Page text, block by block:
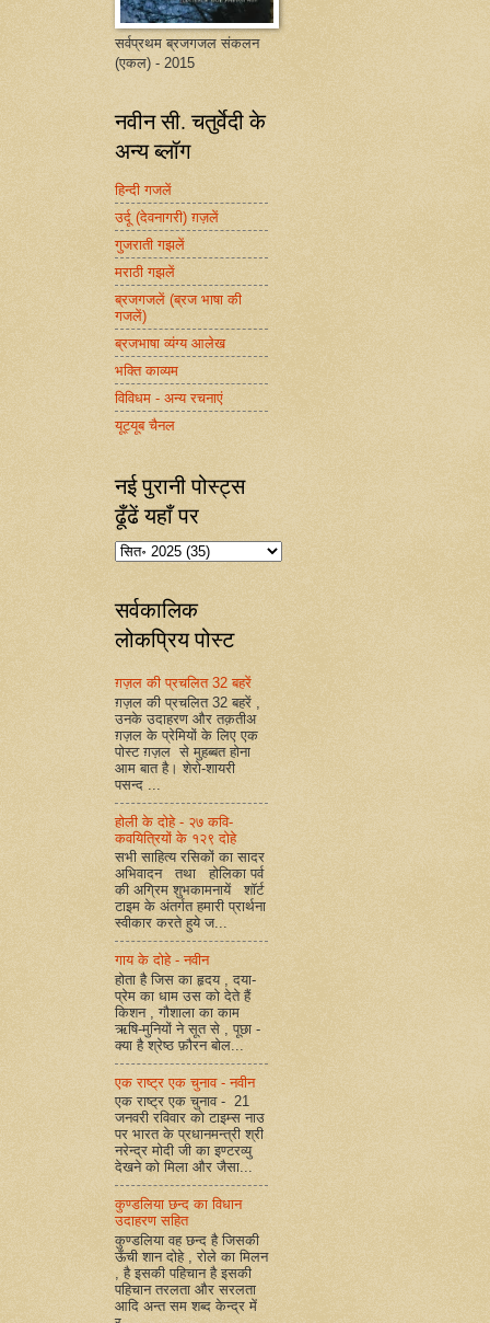
सर्वप्रथम ब्रजगजल संकलन
(एकल) - 2015
नवीन सी. चतुर्वेदी के
अन्य ब्लॉग
हिन्दी गजलें
उर्दू (देवनागरी) ग़ज़लें
गुजराती गझलें
मराठी गझलें
ब्रजगजलें (ब्रज भाषा की
गजलें)
ब्रजभाषा व्यंग्य आलेख
भक्ति काव्यम
विविधम - अन्य रचनाएं
यूट्यूब चैनल
नई पुरानी पोस्ट्स
ढूँढें यहाँ पर
सर्वकालिक
लोकप्रिय पोस्ट
ग़ज़ल की प्रचलित 32 बहरें
ग़ज़ल की प्रचलित 32 बहरें ,
उनके उदाहरण और तक़तीअ
ग़ज़ल के प्रेमियों के लिए एक
पोस्ट ग़ज़ल से मुहब्बत होना
आम बात है। शेरो-शायरी
पसन्द ...
होली के दोहे - २७ कवि-
कवयित्रियों के १२९ दोहे
सभी साहित्य रसिकों का सादर
अभिवादन तथा होलिका पर्व
की अग्रिम शुभकामनायें शॉर्ट
टाइम के अंतर्गत हमारी प्रार्थना
स्वीकार करते हुये ज...
गाय के दोहे - नवीन
होता है जिस का हृदय , दया-
प्रेम का धाम उस को देते हैं
किशन , गौशाला का काम
ऋषि-मुनियों ने सूत से , पूछा -
क्या है श्रेष्ठ फ़ौरन बोल...
एक राष्ट्र एक चुनाव - नवीन
एक राष्ट्र एक चुनाव - 21
जनवरी रविवार को टाइम्स नाउ
पर भारत के प्रधानमन्त्री श्री
नरेन्द्र मोदी जी का इण्टरव्यु
देखने को मिला और जैसा...
कुण्डलिया छन्द का विधान
उदाहरण सहित
कुण्डलिया वह छन्द है जिसकी
ऊँची शान दोहे , रोले का मिलन
, है इसकी पहिचान है इसकी
पहिचान तरलता और सरलता
आदि अन्त सम शब्द केन्द्र में